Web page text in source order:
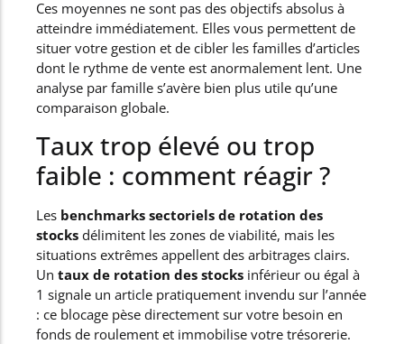
Ces moyennes ne sont pas des objectifs absolus à
atteindre immédiatement. Elles vous permettent de
situer votre gestion et de cibler les familles d’articles
dont le rythme de vente est anormalement lent. Une
analyse par famille s’avère bien plus utile qu’une
comparaison globale.
Taux trop élevé ou trop
faible : comment réagir ?
Les benchmarks sectoriels de rotation des
stocks délimitent les zones de viabilité, mais les
situations extrêmes appellent des arbitrages clairs.
Un taux de rotation des stocks inférieur ou égal à
1 signale un article pratiquement invendu sur l’année
: ce blocage pèse directement sur votre besoin en
fonds de roulement et immobilise votre trésorerie.